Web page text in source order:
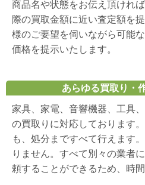
商品名や状態をお伝え頂けれ
際の買取金額に近い査定額を
様のご要望を伺いながら可能
価格を提示いたします。
あらゆる買取り・
家具、家電、音響機器、工具
の買取りに対応しております
も、処分まですべて行えます
りません。すべて別々の業者
頼することができるため、時